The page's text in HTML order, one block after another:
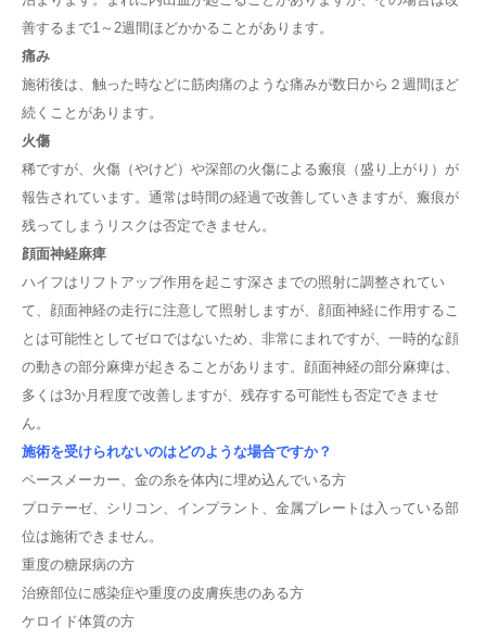
善するまで1～2週間ほどかかることがあります。
痛み
施術後は、触った時などに筋肉痛のような痛みが数日から２週間ほど
続くことがあります。
火傷
稀ですが、火傷（やけど）や深部の火傷による瘢痕（盛り上がり）が
報告されています。通常は時間の経過で改善していきますが、瘢痕が
残ってしまうリスクは否定できません。
顔面神経麻痺
ハイフはリフトアップ作用を起こす深さまでの照射に調整されてい
て、顔面神経の走行に注意して照射しますが、顔面神経に作用するこ
とは可能性としてゼロではないため、非常にまれですが、一時的な顔
の動きの部分麻痺が起きることがあります。顔面神経の部分麻痺は、
多くは3か月程度で改善しますが、残存する可能性も否定できませ
ん。
施術を受けられないのはどのような場合ですか？
ペースメーカー、金の糸を体内に埋め込んでいる方
プロテーゼ、シリコン、インプラント、金属プレートは入っている部
位は施術できません。
重度の糖尿病の方
治療部位に感染症や重度の皮膚疾患のある方
ケロイド体質の方